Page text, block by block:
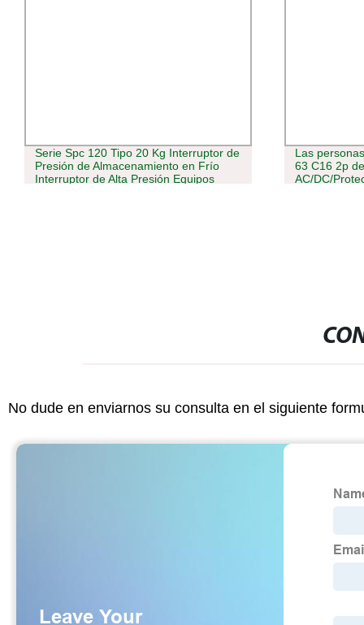
Serie Spc 120 Tipo 20 Kg Interruptor de
Presión de Almacenamiento en Frío
Interruptor de Alta Presión Equipos
Las
63 C16 2p
AC/DC/
No dude en enviarnos su consulta en el siguiente